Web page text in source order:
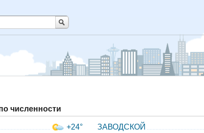
численности
+24°
ЗАВОДСКОЙ